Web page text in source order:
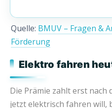
Quelle: BMUV – Fragen &
Förderung
Elektro fahren
Die Prämie zahlt erst nach
jetzt elektrisch fahren will,